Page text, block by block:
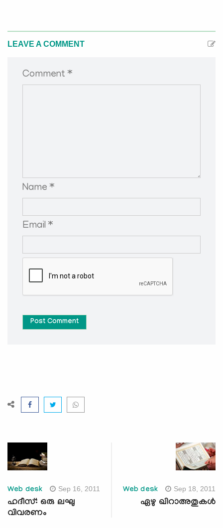
LEAVE A COMMENT
Comment *
Name *
Email *
Post Comment
Web desk Sep 16, 2011
ഹദീസ്: ഒരു ലഘു
വിവരണം
Web desk Sep 18, 2011
ഏഴു ഖിറാഅതുകള്‍